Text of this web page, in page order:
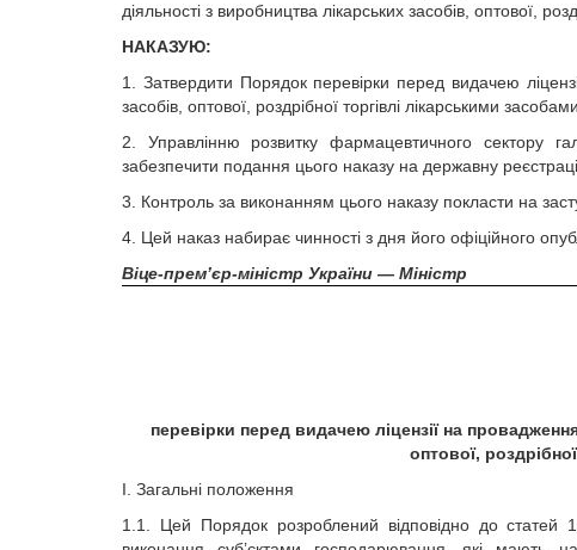
діяльності з виробництва лікарських засобів, оптової,
НАКАЗУЮ:
1. Затвердити Порядок перевірки перед видачею
засобів, оптової, роздрібної торгівлі лікарськими
2. Управлінню розвитку фармацевтичного сектору
забезпечити подання цього наказу на державну
3. Контроль за виконанням цього наказу покласти на
4. Цей наказ набирає чинності з дня його офіційного
Віце-прем’єр-міністр України — Міністр
перевірки перед видачею ліцензії на
оптової,
І. Загальні положення
1.1. Цей Порядок розроблений відповідно до статей